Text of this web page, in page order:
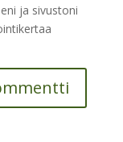
ja sivustoni